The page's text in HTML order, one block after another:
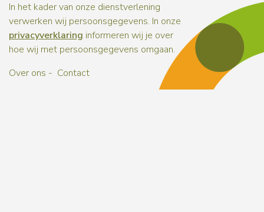
In het kader van onze dienstverlening
verwerken wij persoonsgegevens. In onze
privacyverklaring informeren wij je over
hoe wij met persoonsgegevens omgaan.
Over ons
Contact